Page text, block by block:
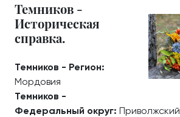
Темников -
Историческая
справка.
Темников - Регион:
Мордовия
Темников -
Федеральный округ: Приволжский